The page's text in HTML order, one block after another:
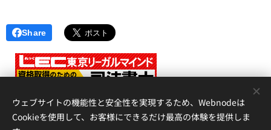
Share
ウェブサイトの機能性と安全性を実現するため、Webnodeは
Cookieを使用して、お客様にできるだけ最高の体験を提供しま